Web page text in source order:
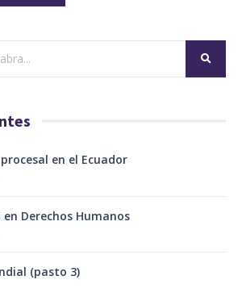
en el Ecuador
Derechos Humanos
(pasto 3)